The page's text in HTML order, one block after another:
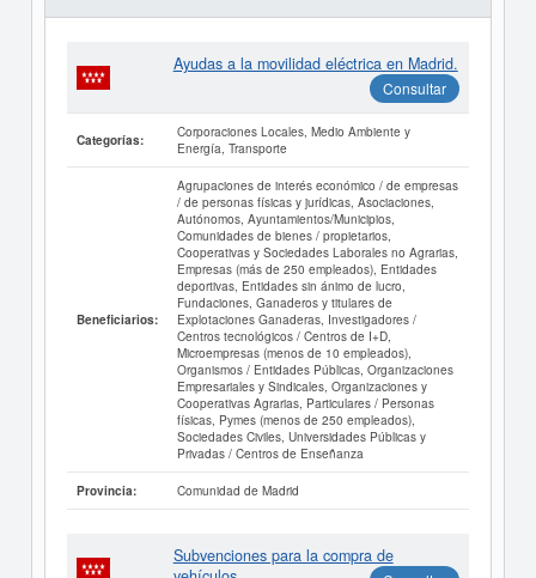
Ayudas a la movilidad eléctrica en Madrid.
Consultar
Categorías:
Corporaciones Locales, Medio Ambiente y
Energía, Transporte
Beneficiarios:
Agrupaciones de interés económico / de empresas
/ de personas físicas y jurídicas, Asociaciones,
Autónomos, Ayuntamientos/Municipios,
Comunidades de bienes / propietarios,
Cooperativas y Sociedades Laborales no Agrarias,
Empresas (más de 250 empleados), Entidades
deportivas, Entidades sin ánimo de lucro,
Fundaciones, Ganaderos y titulares de
Explotaciones Ganaderas, Investigadores /
Centros tecnológicos / Centros de I+D,
Microempresas (menos de 10 empleados),
Organismos / Entidades Públicas, Organizaciones
Empresariales y Sindicales, Organizaciones y
Cooperativas Agrarias, Particulares / Personas
físicas, Pymes (menos de 250 empleados),
Sociedades Civiles, Universidades Públicas y
Privadas / Centros de Enseñanza
Provincia: Comunidad de Madrid
Subvenciones para la compra de